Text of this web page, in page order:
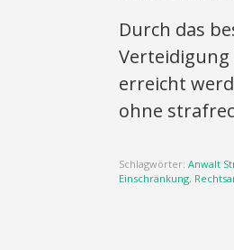
Durch das
erreicht
ohne
Schlagwörter: Anwalt
Einschränkung,